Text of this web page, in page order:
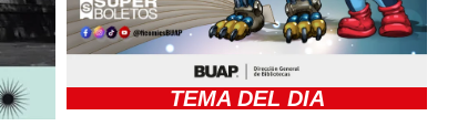
TEMA DEL DIA